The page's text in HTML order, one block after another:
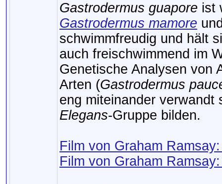
Gastrodermus guapore ist
Gastrodermus mamore
schwimmfreudig und hält
auch freischwimmend im
Genetische Analysen von
Arten (Gastrodermus
eng miteinander verwandt
Elegans-Gruppe bilden.
Film von Graham
Film von Graham